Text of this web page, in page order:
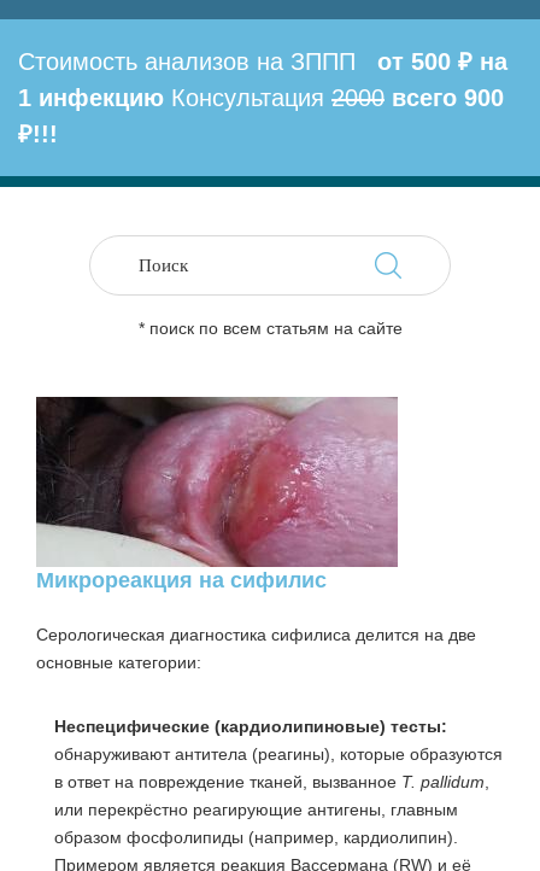
Стоимость анализов на ЗППП
от 500 ₽ на
1 инфекцию Консультация 2000 всего 900
₽!!!
* поиск по всем статьям на сайте
Микрореакция на сифилис
Серологическая диагностика сифилиса делится на две
основные категории:
Неспецифические (кардиолипиновые) тесты:
обнаруживают антитела (реагины), которые образуются
в ответ на повреждение тканей, вызванное T. pallidum
или перекрёстно реагирующие антигены, главным
образом фосфолипиды (например, кардиолипин).
Примером является реакция Вассермана (RW) и её